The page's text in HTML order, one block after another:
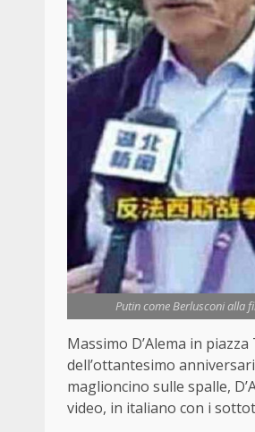
Putin come Berlusconi alla
Massimo D’Alema in
dell’ottantesimo
maglioncino sulle spalle,
video, in italiano con i